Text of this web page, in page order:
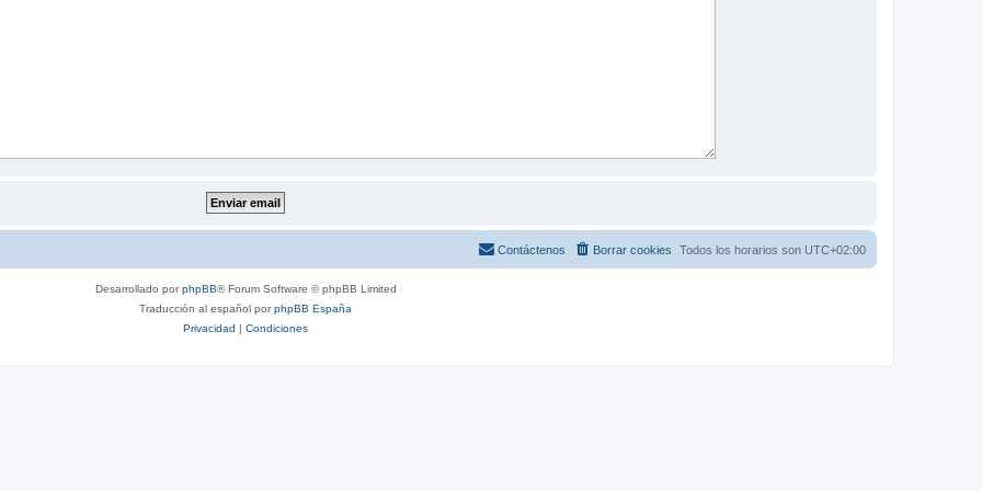
Todos los horarios son UTC+02:00
Borrar cookies
Contáctenos
Desarrollado porphpBB® Forum Software © phpBB Limited
Traducción al español porphpBB España
Privacidad | Condiciones